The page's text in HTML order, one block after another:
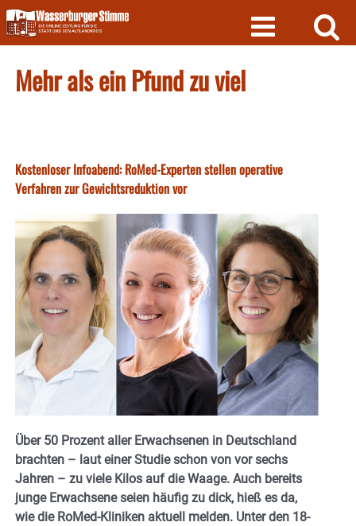
Skip
to
content
Mehr als ein Pfund zu viel
Kostenloser Infoabend: RoMed-Experten stellen operative
Verfahren zur Gewichtsreduktion vor
Über 50 Prozent aller Erwachsenen in Deutschland
brachten – laut einer Studie schon von vor sechs
Jahren – zu viele Kilos auf die Waage. Auch bereits
junge Erwachsene seien häufig zu dick, hieß es da,
wie die RoMed-Kliniken aktuell melden. Unter den 18-